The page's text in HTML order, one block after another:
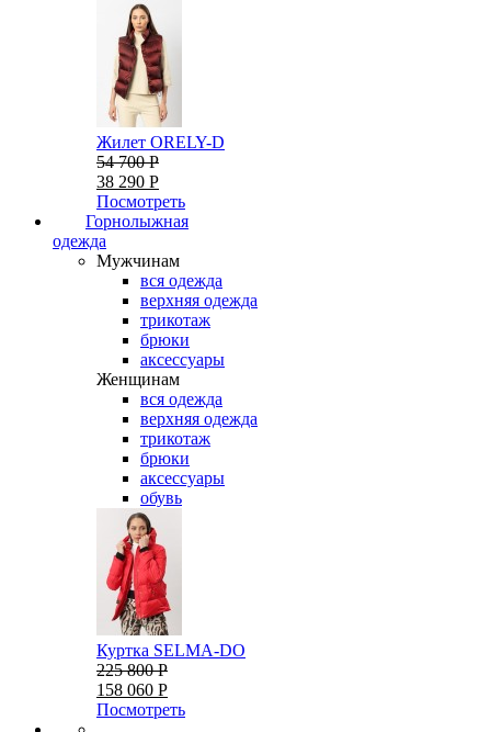
Жилет ORELY-D
54 700 Р
38 290 Р
Посмотреть
Горнолыжная
одежда
Мужчинам
вся одежда
верхняя одежда
трикотаж
брюки
аксессуары
Женщинам
вся одежда
верхняя одежда
трикотаж
брюки
аксессуары
обувь
Куртка SELMA-DO
225 800 Р
158 060 Р
Посмотреть